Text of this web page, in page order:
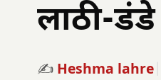
लाठी-
✍️ Heshma lahre